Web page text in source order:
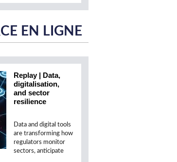
EN LIGNE
Replay | Data,
digitalisation,
and sector
resilience
Data and digital tools
are transforming how
regulators monitor
sectors, anticipate